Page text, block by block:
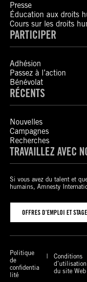
Presse
Éducation aux droits
Cours sur les droits
PARTICIPER
Adhésion
Passez à l’action
Bénévolat
RÉCENTS
Nouvelles
Campagnes
Recherches
TRAVAILLEZ AVEC
Si vous avez du talent et
humains, Amnesty
OFFRES D’EMPLOI ET
Politique
de
confidentia
lité
Conditions
d’utilisation
du site Web